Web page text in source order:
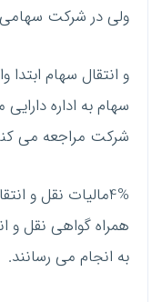
ولی در شرکت
و انتقال سهام ابتدا
سهام به اداره
شرکت مراجعه می
4%مالیات نقل و
همراه گواهی نقل و
به انجام می رسانند.